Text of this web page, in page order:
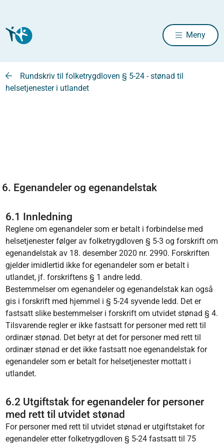
Meny
Rundskriv til folketrygdloven § 5-24 - stønad til
helsetjenester i utlandet
6. Egenandeler og egenandelstak
6.1 Innledning
Reglene om egenandeler som er betalt i forbindelse med
helsetjenester følger av folketrygdloven § 5-3 og forskrift om
egenandelstak av 18. desember 2020 nr. 2990. Forskriften
gjelder imidlertid ikke for egenandeler som er betalt i
utlandet, jf. forskriftens § 1 andre ledd.
Bestemmelser om egenandeler og egenandelstak kan også
gis i forskrift med hjemmel i § 5-24 syvende ledd. Det er
fastsatt slike bestemmelser i forskrift om utvidet stønad § 4.
Tilsvarende regler er ikke fastsatt for personer med rett til
ordinær stønad. Det betyr at det for personer med rett til
ordinær stønad er det ikke fastsatt noe egenandelstak for
egenandeler som er betalt for helsetjenester mottatt i
utlandet.
6.2 Utgiftstak for egenandeler for personer
med rett til utvidet stønad
For personer med rett til utvidet stønad er utgiftstaket for
egenandeler etter folketrygdloven § 5-24 fastsatt til 75